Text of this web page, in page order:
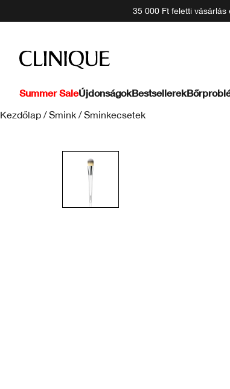
35 000 Ft feletti
Summer SaleÚjdonságokBestsellerek
Kezdőlap / Smink / Sminkecsetek